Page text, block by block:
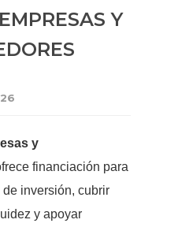
Y
y
financiación para
inversión, cubrir
y apoyar